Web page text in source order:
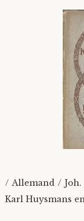
Langues
/ Allemand / Joh.
Karl Huysmans